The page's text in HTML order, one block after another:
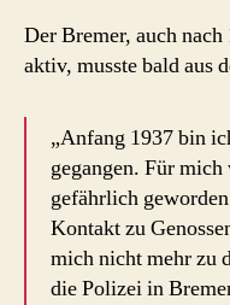
Der Bremer, auch
aktiv, musste bald aus
„Anfang 1937 bin
gegangen. Für
gefährlich
Kontakt zu
mich nicht mehr zu
die Polizei in